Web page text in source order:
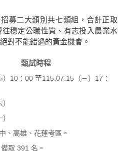
募二大類別共七類組，合計正取
穩定公職性質、有志投入農業水
對不能錯過的黃金機會。
甄試時程
）10：00 至115.07.15（三）17：
、高雄、花蓮考區。
取 391 名。